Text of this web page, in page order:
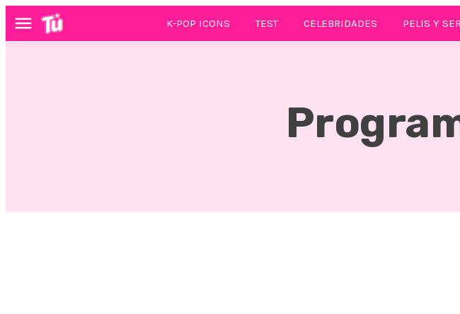
Menú K-POP ICONS TEST CELEBRIDADES PELIS Y